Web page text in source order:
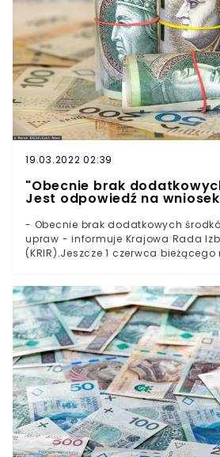
z obowiązującymi procedurami,
się ognisko koronawirusa, tam
uśpione i zlikwidowane. Z takim
zgadzają się członkowie Krajowej
19.03.2022 02:39
"Obecnie brak
Jest odpowiedź na wniosek
- Obecnie brak dodatkowych
upraw - informuje Krajowa Rada
(KRIR).Jeszcze 1 czerwca bieżącego
które zostały przeznaczone na
tytułu ubezpieczeń rolnych. -
obowiązek ubezpieczenia 50%
mieć również możliwość
objętego dopłatami do składek z
podstawie ustawy o
zwierząt gospodarskich -